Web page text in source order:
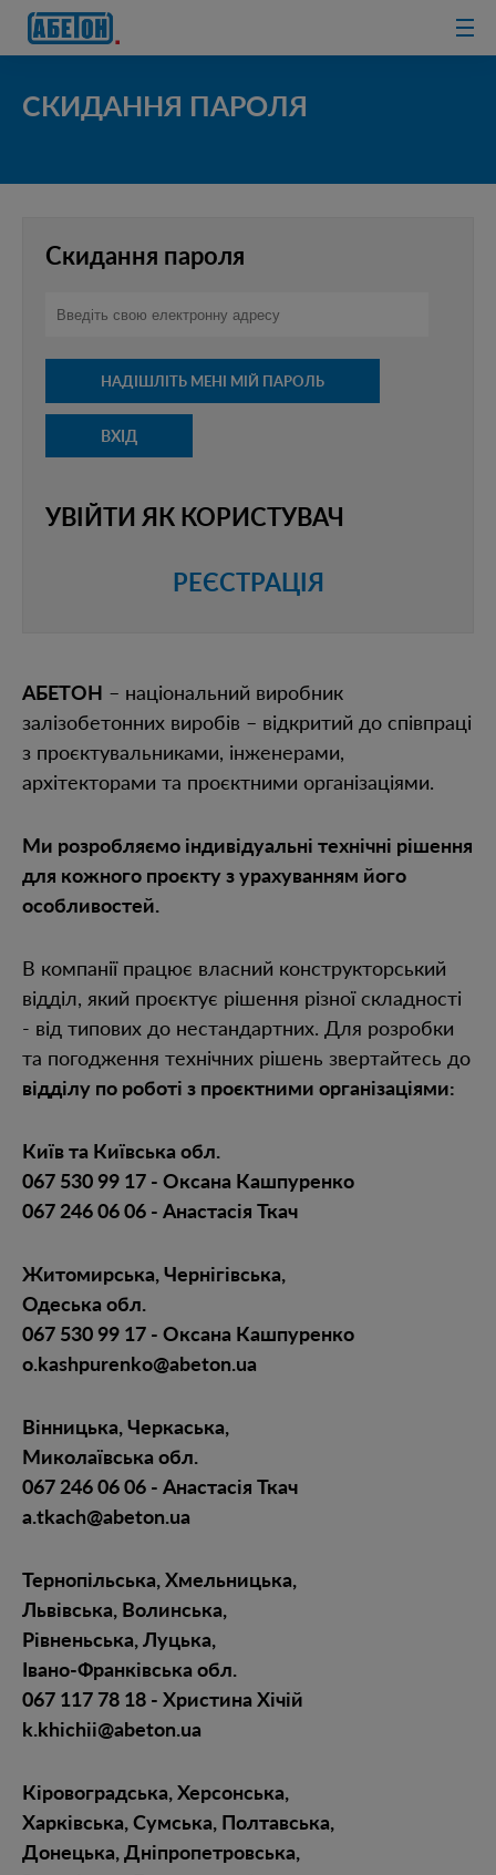
очисні споруди
СКИДАННЯ ПАРОЛЯ
Скидання пароля
ВХІД
УВІЙТИ ЯК КОРИСТУВАЧ
РЕЄСТРАЦІЯ
АБЕТОН – національний виробник
залізобетонних виробів – відкритий до співпраці
з проєктувальниками, інженерами,
архітекторами та проєктними організаціями.
Ми розробляємо індивідуальні технічні рішення
для кожного проєкту з урахуванням його
особливостей.
В компанії працює власний конструкторський
відділ, який проєктує рішення різної складності
- від типових до нестандартних. Для розробки
та погодження технічних рішень звертайтесь до
відділу по роботі з проєктними організаціями:
Київ та Київська обл.
067 530 99 17 - Оксана Кашпуренко
067 246 06 06 - Анастасія Ткач
Житомирська, Чернігівська,
Одеська обл.
067 530 99 17 - Оксана Кашпуренко
o.kashpurenko@abeton.ua
Вінницька, Черкаська,
Миколаївська обл.
067 246 06 06 - Анастасія Ткач
a.tkach@abeton.ua
Тернопільська, Хмельницька,
Львівська, Волинська,
Рівненьська, Луцька,
Івано-Франківська обл.
067 117 78 18 - Христина Хічій
k.khichii@abeton.ua
Кіровоградська, Херсонська,
Харківська, Сумська, Полтавська,
Донецька, Дніпропетровська,